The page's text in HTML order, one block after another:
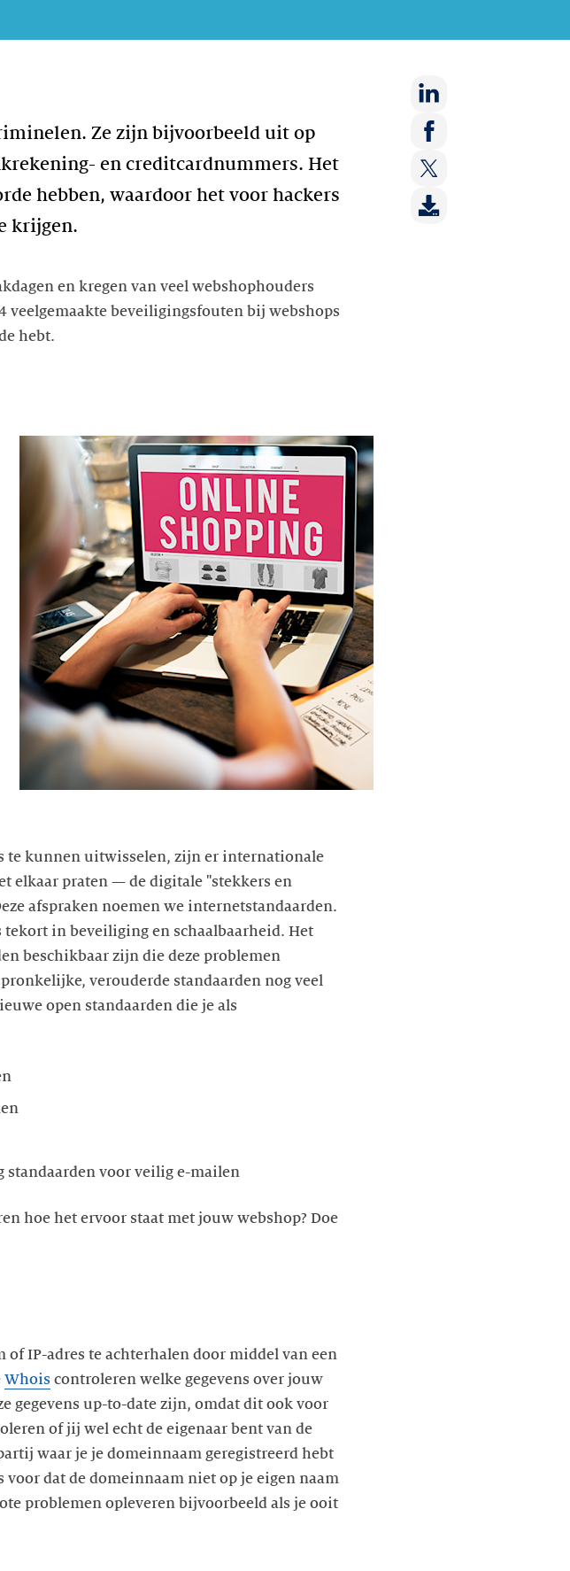
Ze zijn bijvoorbeeld uit op
en creditcardnummers. Het
hebben, waardoor het voor hackers
krijgen.
Deel
op:
LinkedIn
Deel
Facebook
Deel
op:
en kregen van veel webshophouders
veelgemaakte beveiligingsfouten bij webshops
hebt.
te kunnen uitwisselen, zijn er internationale
elkaar praten — de digitale "stekkers en
afspraken noemen we internetstandaarden.
in beveiliging en schaalbaarheid. Het
beschikbaar zijn die deze problemen
verouderde standaarden nog veel
open standaarden die je als
standaarden voor veilig e-mailen
hoe het ervoor staat met jouw webshop? Doe
IP-adres te achterhalen door middel van een
Whois controleren welke gegevens over jouw
gegevens up-to-date zijn, omdat dit ook voor
of jij wel echt de eigenaar bent van de
waar je je domeinnaam geregistreerd hebt
dat de domeinnaam niet op je eigen naam
problemen opleveren bijvoorbeeld als je ooit